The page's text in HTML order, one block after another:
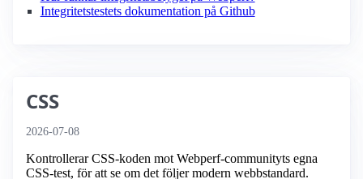
Integritetstestets dokumentation på Github
CSS
2026-07-08
Kontrollerar CSS-koden mot Webperf-communityts egna
CSS-test, för att se om det följer modern webbstandard.